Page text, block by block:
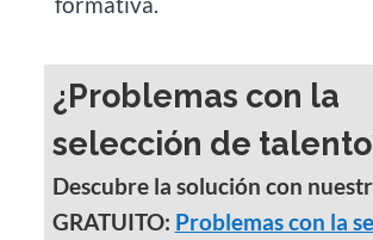
¿Problemas con la
selección de
Descubre la solución con
GRATUITO: Problemas con la